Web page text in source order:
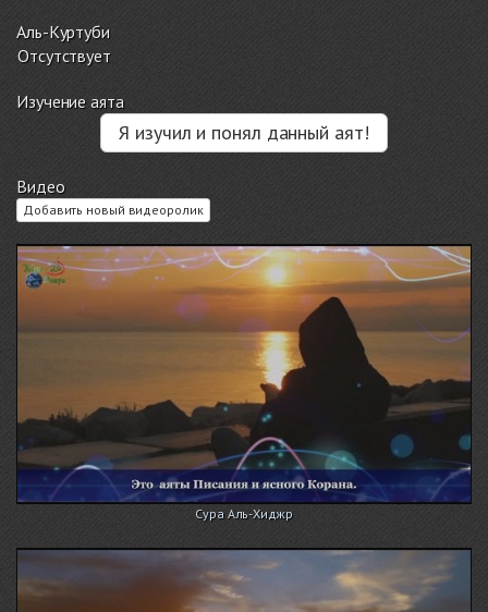
Аль-Куртуби
Отсутствует
Изучение аята
Я изучил и понял данный аят!
Видео
Добавить новый видеоролик
Сура Аль-Хиджр